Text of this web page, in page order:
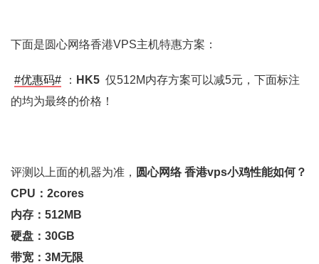
下面是圆心网络香港VPS主机特惠方案：
#优惠码# ： HK5 仅512M内存方案可以减5元，下面标注
的均为最终的价格！
评测以上面的机器为准， 圆心网络 香港vps小鸡性能如何？
CPU：2cores
内存：512MB
硬盘：30GB
带宽：3M无限